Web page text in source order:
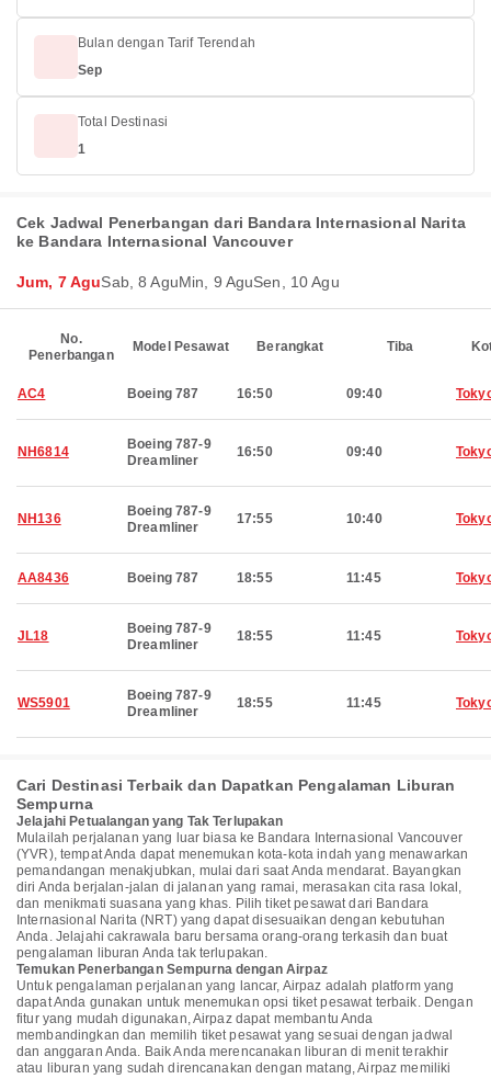
Bulan dengan Tarif Terendah
Sep
Total Destinasi
1
Cek Jadwal Penerbangan dari Bandara Internasional Narita
ke Bandara Internasional Vancouver
Jum, 7 AguSab, 8 AguMin, 9 AguSen, 10 Agu
No.
Penerbangan
Model Pesawat Berangkat Tiba
AC4 Boeing 787 16:50 09:40
NH6814
Boeing 787-9
Dreamliner
16:50 09:40
NH136
Boeing 787-9
Dreamliner
17:55 10:40
AA8436 Boeing 787 18:55 11:45
JL18
Boeing 787-9
Dreamliner
18:55 11:45
WS5901
Boeing 787-9
Dreamliner
18:55 11:45
Cari Destinasi Terbaik dan Dapatkan Pengalaman Liburan
Sempurna
Jelajahi Petualangan yang Tak Terlupakan
Mulailah perjalanan yang luar biasa ke Bandara Internasional Vancouver
(YVR), tempat Anda dapat menemukan kota-kota indah yang menawarkan
pemandangan menakjubkan, mulai dari saat Anda mendarat. Bayangkan
diri Anda berjalan-jalan di jalanan yang ramai, merasakan cita rasa lokal,
dan menikmati suasana yang khas. Pilih tiket pesawat dari Bandara
Internasional Narita (NRT) yang dapat disesuaikan dengan kebutuhan
Anda. Jelajahi cakrawala baru bersama orang-orang terkasih dan buat
pengalaman liburan Anda tak terlupakan.
Temukan Penerbangan Sempurna dengan Airpaz
Untuk pengalaman perjalanan yang lancar, Airpaz adalah platform yang
dapat Anda gunakan untuk menemukan opsi tiket pesawat terbaik. Dengan
fitur yang mudah digunakan, Airpaz dapat membantu Anda
membandingkan dan memilih tiket pesawat yang sesuai dengan jadwal
dan anggaran Anda. Baik Anda merencanakan liburan di menit terakhir
atau liburan yang sudah direncanakan dengan matang, Airpaz memiliki